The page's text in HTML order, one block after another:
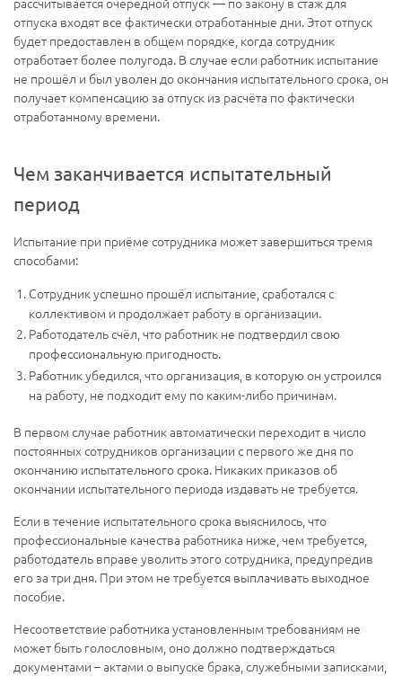
отпуска входят все фактически отработанные дни. Этот отпуск
будет предоставлен в общем порядке, когда сотрудник
отработает более полугода. В случае если работник испытание
не прошёл и был уволен до окончания испытательного срока, он
получает компенсацию за отпуск из расчёта по фактически
отработанному времени.
Чем заканчивается испытательный
период
Испытание при приёме сотрудника может завершиться тремя
способами:
Сотрудник успешно прошёл испытание, сработался с
коллективом и продолжает работу в организации.
Работодатель счёл, что работник не подтвердил свою
профессиональную пригодность.
Работник убедился, что организация, в которую он устроился
на работу, не подходит ему по каким-либо причинам.
В первом случае работник автоматически переходит в число
постоянных сотрудников организации с первого же дня по
окончанию испытательного срока. Никаких приказов об
окончании испытательного периода издавать не требуется.
Если в течение испытательного срока выяснилось, что
профессиональные качества работника ниже, чем требуется,
работодатель вправе уволить этого сотрудника, предупредив
его за три дня. При этом не требуется выплачивать выходное
пособие.
Несоответствие работника установленным требованиям не
может быть голословным, оно должно подтверждаться
документами – актами о выпуске брака, служебными записками,